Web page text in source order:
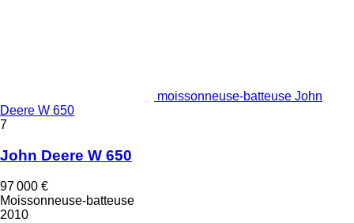
moissonneuse-batteuse John
Deere W 650
7
John Deere W 650
97 000 €
Moissonneuse-batteuse
2010